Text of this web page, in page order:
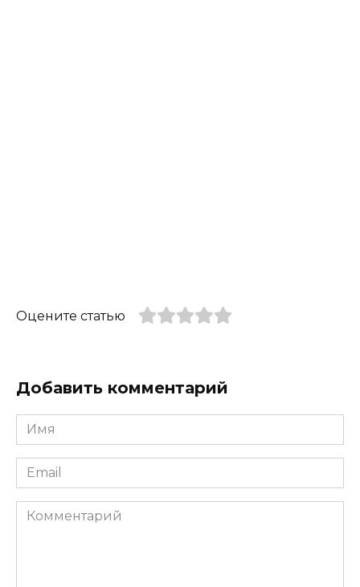
Оцените статью
Добавить комментарий
Имя
*
Email
*
Комментарий